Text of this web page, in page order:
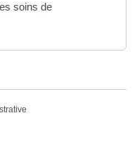
soins de